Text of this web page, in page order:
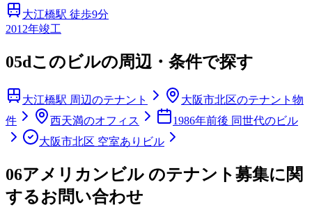
大江橋駅 徒歩9分
2012年竣工
05dこのビルの周辺・条件で探す
大江橋駅 周辺のテナント
大阪市北区のテナント物
件
西天満のオフィス
1986年前後 同世代のビル
大阪市北区 空室ありビル
06アメリカンビル のテナント募集に関
するお問い合わせ